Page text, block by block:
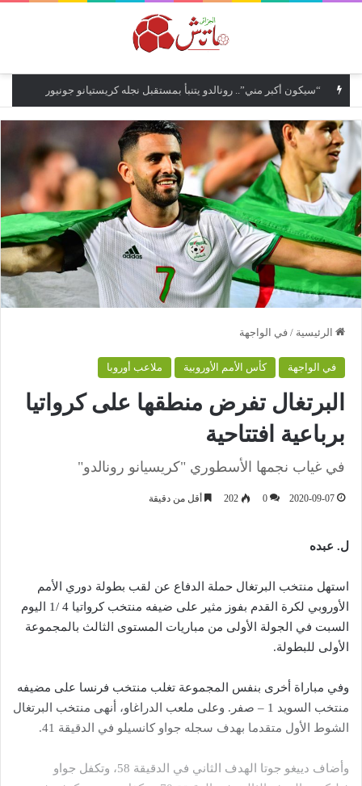
“سيكون أكبر مني”.. رونالدو يتنبأ بمستقبل نجله كريستيانو جونيور
الرئيسية / في الواجهة
في الواجهة كأس الأمم الأوروبية ملاعب أوروبا
البرتغال تفرض منطقها على كرواتيا
برباعية افتتاحية
في غياب نجمها الأسطوري "كريسيانو رونالدو"
2020-09-07
0
202 أقل من دقيقة
ل. عبده
استهل منتخب البرتغال حملة الدفاع عن لقب بطولة دوري الأمم
الأوروبي لكرة القدم بفوز مثير على ضيفه منتخب كرواتيا 4 /1 اليوم
السبت في الجولة الأولى من مباريات المستوى الثالث بالمجموعة
الأولى للبطولة.
وفي مباراة أخرى بنفس المجموعة تغلب منتخب فرنسا على مضيفه
منتخب السويد 1 – صفر. وعلى ملعب الدراغاو، أنهى منتخب البرتغال
الشوط الأول متقدما بهدف سجله جواو كانسيلو في الدقيقة 41.
وأضاف دييغو جوتا الهدف الثاني في الدقيقة 58، وتكفل جواو